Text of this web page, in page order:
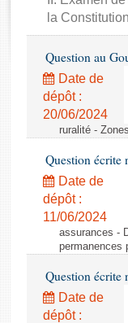
Rapports
Rapports législatifs
Baromètre de
Dossiers législatifs
Budget et
la Constitution
Question au
Date de
dépôt :
20/06/2024
ruralité -
Question écrite
Date de
dépôt :
11/06/2024
assurances -
permanences
Question écrite
Date de
dépôt :